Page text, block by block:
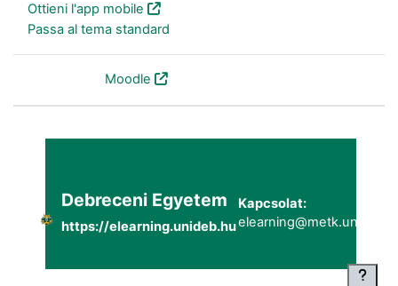
Ottieni l'app mobile
Passa al tema standard
Moodle
Debreceni Egyetem
https://elearning.unideb.hu
Kapcsolat: